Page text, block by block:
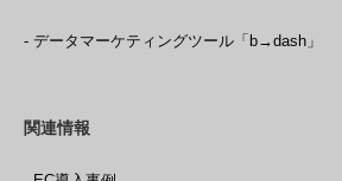
- データマーケティングツール「b→dash」
関連情報